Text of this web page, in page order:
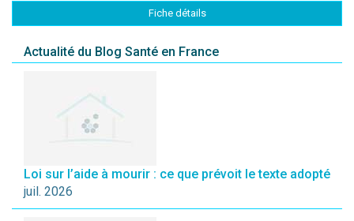
Fiche détails
Actualité du Blog Santé en France
Loi sur l’aide à mourir : ce que prévoit le texte adopté
juil. 2026